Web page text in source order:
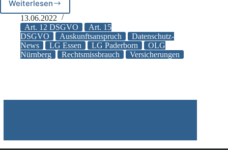
Weiterlesen
LG
Essen
und
LG
Paderborn
urteilen
13.06.2022
Art. 12 DSGVO
Art. 15
DSGVO
Auskunftsanspruch
Datenschutz-
News
LG Essen LG Paderborn
OLG
Nürnberg
Rechtsmissbrauch Versicherungen